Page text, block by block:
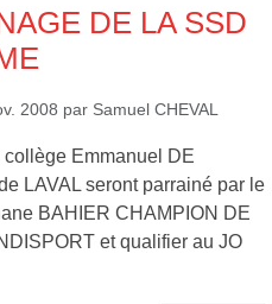
DE LA SSD
2008 par Samuel CHEVAL
collège Emmanuel DE
LAVAL seront parrainé par le
BAHIER CHAMPION DE
et qualifier au JO